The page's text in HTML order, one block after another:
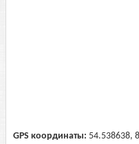
GPS координаты: 54.538638,